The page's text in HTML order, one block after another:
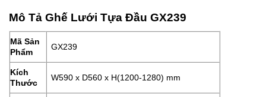
Mô Tả Ghế Lưới Tựa Đầu GX239
Mã Sản
Phẩm
GX239
Kích
Thước
W590 x D560 x H(1200-1280) mm